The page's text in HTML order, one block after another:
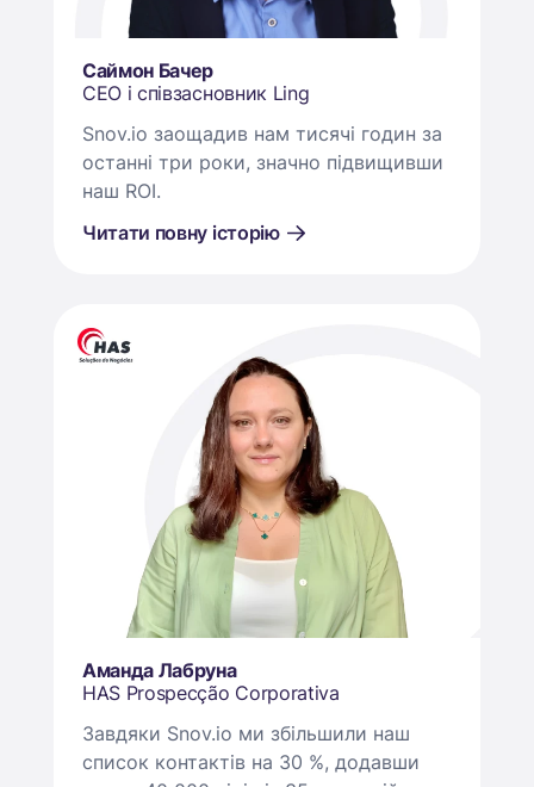
Саймон Бачер
CEO і співзасновник Ling
Snov.io заощадив нам тисячі годин за
останні три роки, значно підвищивши
наш ROI.
Читати повну історію
Аманда Лабруна
HAS Prospecção Corporativa
Завдяки Snov.io ми збільшили наш
список контактів на 30 %, додавши